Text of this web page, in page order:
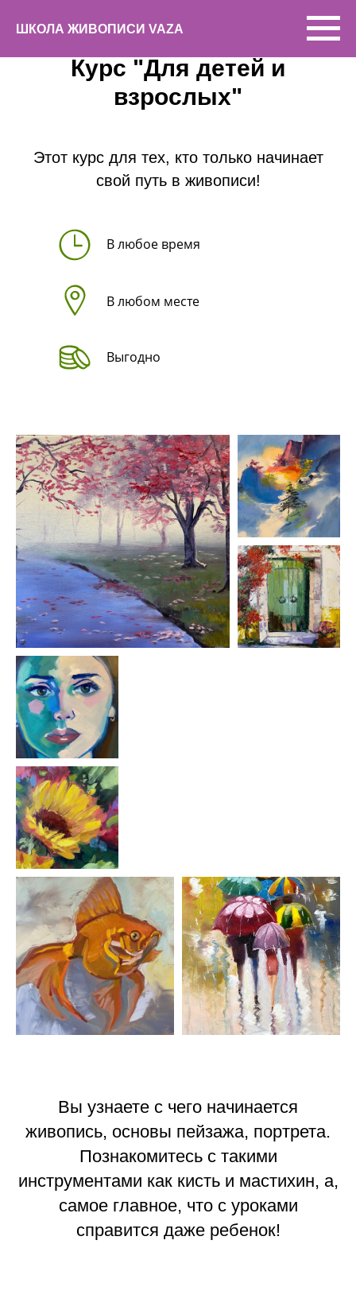
ШКОЛА ЖИВОПИСИ VAZA
Курс "Для детей и
взрослых"
Этот курс для тех, кто только начинает
свой путь в живописи!
В любое время
В любом месте
Выгодно
Вы узнаете с чего начинается
живопись, основы пейзажа, портрета.
Познакомитесь с такими
инструментами как кисть и мастихин, а,
самое главное, что с уроками
справится даже ребенок!